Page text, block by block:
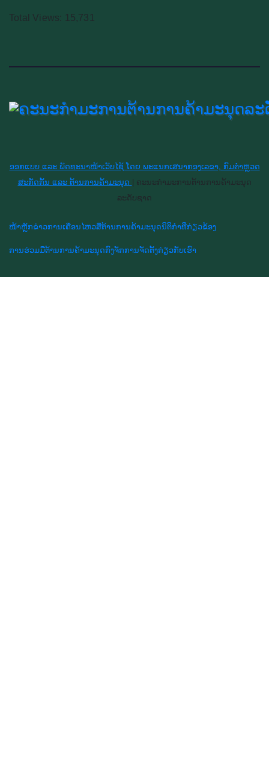
Total Views: 15,731
ອອກແບບ ແລະ ພັດທະນາໜ້າເວັບໄຊ້ ໂດຍ ພະແນກເສນາກອງເລຂາ, ກົມຕຳຫຼວດ
ສະກັດກັ້ນ ແລະ ຕ້ານການຄ້າມະນຸດ | ຄະນະກຳມະການຕ້ານການຄ້າມະນຸດ
ລະດັບຊາດ
ໜ້າຫຼັກຂ່າວການເຄື່ອນໄຫວສື່ຕ້ານການຄ້າມະນຸດນິຕິກຳທີ່ກ່ຽວຂ້ອງ
ການຮ່ວມມືຕ້ານການຄ້າມະນຸດກົງຈັກການຈັດຕັ້ງກ່ຽວກັບເຮົາ